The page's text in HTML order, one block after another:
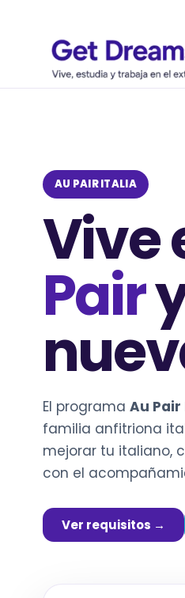
AU PAIR ITALIA
Vive
Pair
El programa Au
familia anfitriona
mejorar tu italiano,
con el
Ver requisitos →